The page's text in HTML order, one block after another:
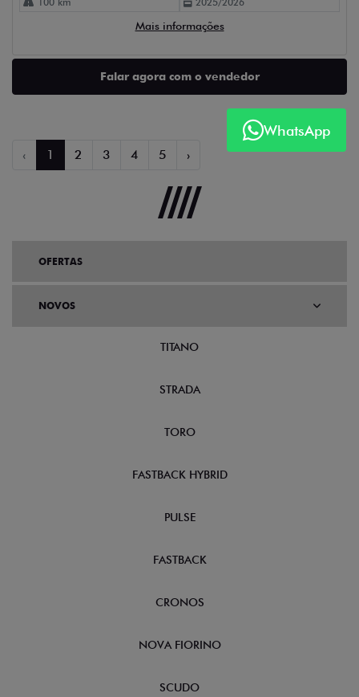
Mais informações
Falar agora com o vendedor
‹ 1 2 3 4 5 ›
WhatsApp
OFERTAS
NOVOS
TITANO
STRADA
TORO
FASTBACK HYBRID
PULSE
FASTBACK
CRONOS
NOVA FIORINO
SCUDO